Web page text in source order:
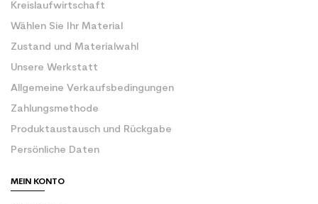
Kreislaufwirtschaft
Wählen Sie Ihr Material
Zustand und Materialwahl
Unsere Werkstatt
Allgemeine Verkaufsbedingungen
Zahlungsmethode
Produktaustausch und Rückgabe
Persönliche Daten
MEIN KONTO